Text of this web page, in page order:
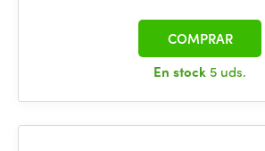
En stock 5 uds.
COMPRAR